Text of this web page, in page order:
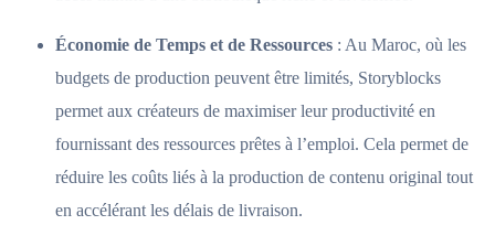
Économie de Temps et de Ressources : Au Maroc, où les
budgets de production peuvent être limités, Storyblocks
permet aux créateurs de maximiser leur productivité en
fournissant des ressources prêtes à l’emploi. Cela permet de
réduire les coûts liés à la production de contenu original tout
en accélérant les délais de livraison.